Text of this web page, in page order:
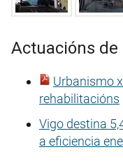
Actuacións
Urbanismo
rehabilitacións
Vigo destina
a eficiencia